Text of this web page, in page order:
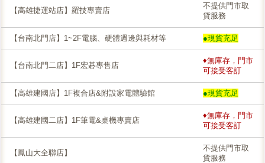
【高雄捷運站店】羅技專賣店
不提供門市取
貨服務
【台南北門店】1~2F電腦、硬體週邊與耗材等 ●現貨充足
【台南北門二店】1F宏碁專售店
♦無庫存，門市
可接受客訂
【高雄建國店】1F複合店&附設家電體驗館 ●現貨充足
【高雄建國二店】1F筆電&桌機專賣店
♦無庫存，門市
可接受客訂
【鳳山大全聯店】
不提供門市取
貨服務